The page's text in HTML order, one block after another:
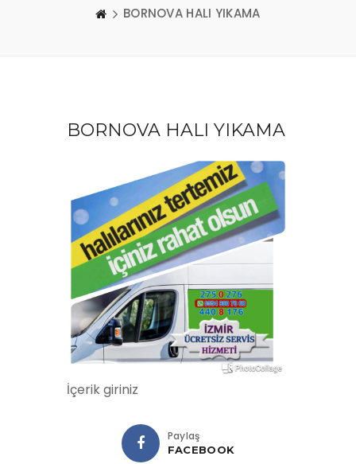
BORNOVA HALI YIKAMA
BORNOVA HALI YIKAMA
İçerik giriniz
Paylaş
FACEBOOK